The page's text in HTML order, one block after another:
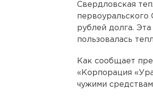
Свердловская
рублей долга.
пользовалась
Как сообщает
«Корпорация
чужими